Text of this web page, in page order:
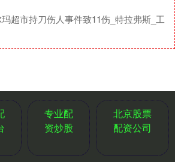
超市持刀伤人事件致11伤_特拉弗斯_工
专业配
资炒股
北京股票
配资公司